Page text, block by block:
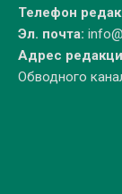
Телефон
Эл. почта:
Адрес
Обводного